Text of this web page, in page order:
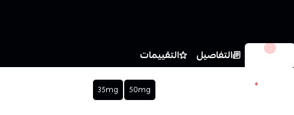
الخيارات التفاصيل التقييمات
*
50mg
35mg